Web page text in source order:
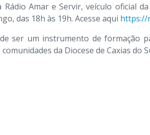
Rádio Amar e Servir, veículo oficial
das 18h às 19h. Acesse aqui https://
ser um instrumento de formação
da Diocese de Caxias do